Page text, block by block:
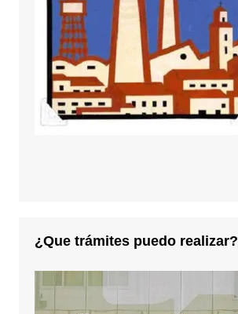
¿Que trámites puedo realizar?